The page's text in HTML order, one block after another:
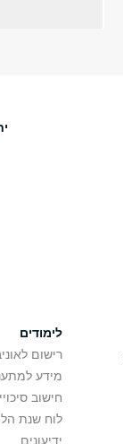
לימודים
רישום
מידע
חישוב
לוח שנת
ידיעונים